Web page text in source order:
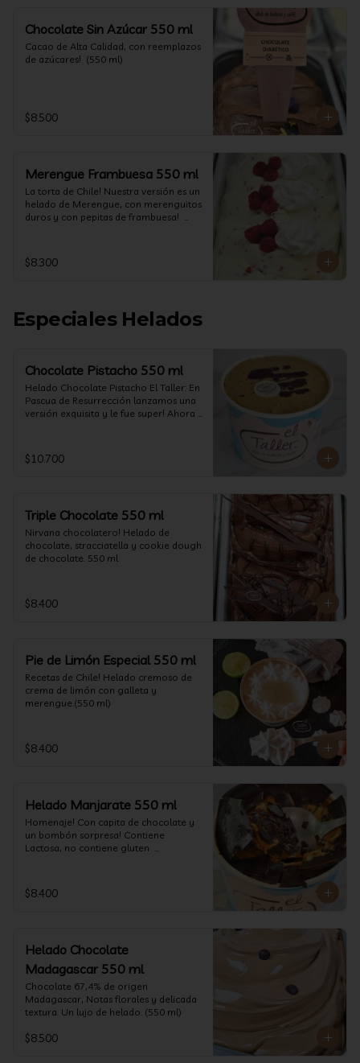
Chocolate Sin Azúcar 550 ml
Cacao de Alta Calidad, con reemplazos
de azúcares!  (550 ml)
$8.500
Merengue Frambuesa 550 ml
La torta de Chile! Nuestra versión es un
helado de Merengue, con merenguitos
duros y con pepitas de frambuesa!
$8.300
Especiales Helados
Chocolate Pistacho 550 ml
Helado Chocolate Pistacho El Taller: En
Pascua de Resurrección lanzamos una
versión exquisita y le fue super! Ahora
calidad, al centro una bomba de
chocolate blanco relleno de crema de
$10.700
Triple Chocolate 550 ml
Nirvana chocolatero! Helado de
chocolate, stracciatella y cookie dough
de chocolate. 550 ml
$8.400
Pie de Limón Especial 550 ml
Recetas de Chile! Helado cremoso de
crema de limón con galleta y
merengue.(550 ml)
$8.400
Helado Manjarate 550 ml
Homenaje! Con capita de chocolate y
un bombón sorpresa! Contiene
Lactosa, no contiene gluten
$8.400
Helado Chocolate
Madagascar 550 ml
Chocolate 67,4% de origen
Madagascar, Notas florales y delicada
textura. Un lujo de helado. (550 ml)
$8.500